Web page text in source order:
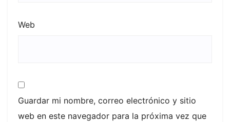
Web
Guardar mi nombre, correo electrónico y sitio
web en este navegador para la próxima vez que